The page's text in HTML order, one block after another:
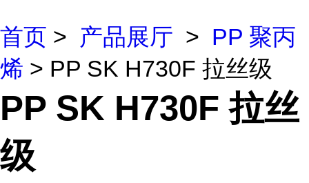
首页 > 产品展厅 > PP 聚丙
烯 > PP SK H730F 拉丝级
PP SK H730F 拉丝
级